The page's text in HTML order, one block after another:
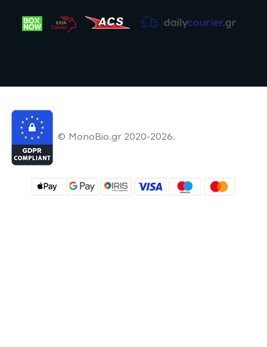
© MonoBio.gr 2020-2026.